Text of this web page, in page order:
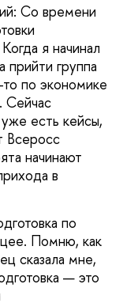
Со времени
я начинал
прийти группа
по экономике
Сейчас
есть кейсы,
Всеросс
начинают
в
по
Помню, как
сказала мне,
— это